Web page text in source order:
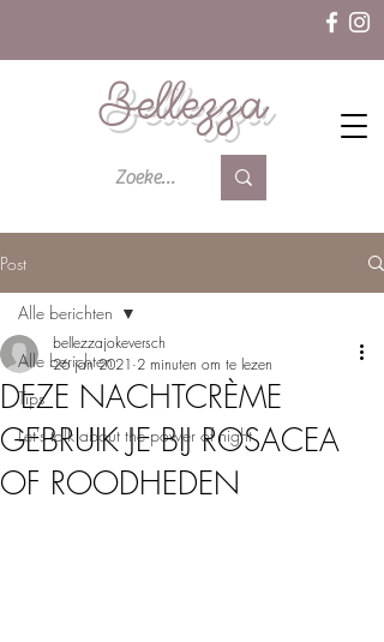
Bellezza
Post
Alle berichten
Tips
Let's talk about the power of night
Alle berichten
DEZE NACHTCRÈME
GEBRUIK JE BIJ ROSACEA
OF ROODHEDEN
bellezzajokeversch
26 jan 2021 2 minuten om te lezen